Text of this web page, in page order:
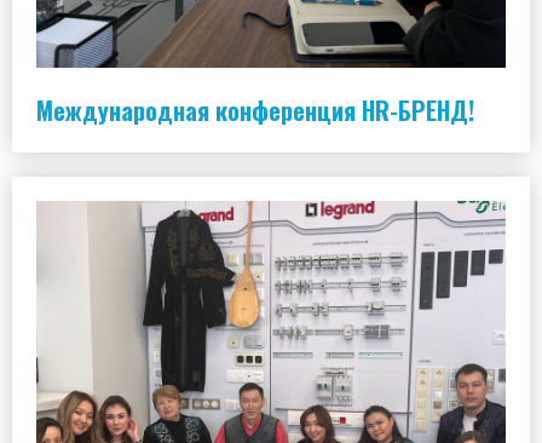
Международная конференция HR-БРЕНД!